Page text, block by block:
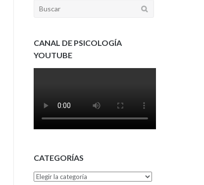
Buscar:
CANAL DE PSICOLOGÍA
YOUTUBE
CATEGORÍAS
Categorías